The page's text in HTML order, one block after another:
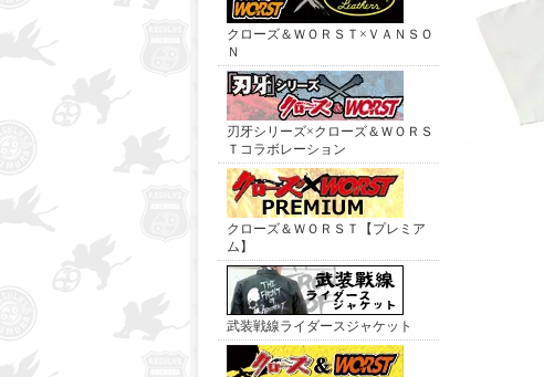
クローズ＆ＷＯＲＳＴ×ＶＡＮＳＯ
Ｎ
刃牙シリーズ×クローズ＆ＷＯＲＳ
Ｔコラボレーション
クローズ＆ＷＯＲＳＴ【プレミア
ム】
武装戦線ライダースジャケット